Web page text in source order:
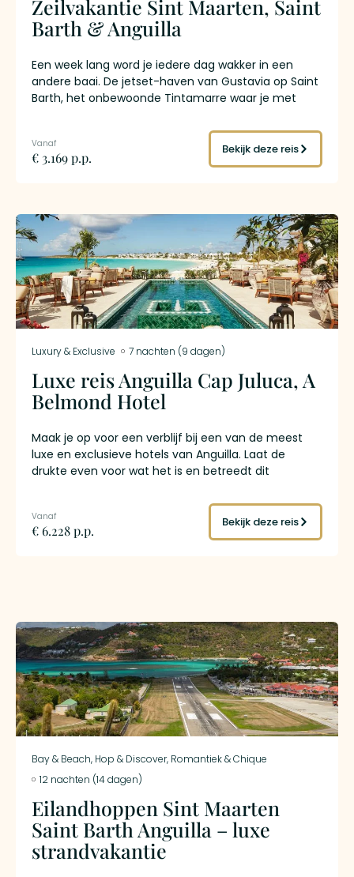
Zeilvakantie Sint Maarten, Saint
Barth & Anguilla
Een week lang word je iedere dag wakker in een
andere baai. De jetset-haven van Gustavia op Saint
Barth, het onbewoonde Tintamarre waar je met
Anguilla waar het zand zo fijn is dat het onder je
voeten verdwijnt. Tussendoor anker je bij afgelegen
baaien met alleen een catamaran en een schipper
bemanning die vaart en kookt terwijl jij de
Bovenwindse Eilanden ontdekt. Geen zeilervaring
nodig.
€ 3.169 p.p.
Bekijk deze reis
Luxury & Exclusive 7 nachten (9 dagen)
Luxe reis Anguilla Cap Juluca, A
Belmond Hotel
Maak je op voor een verblijf bij een van de meest
luxe en exclusieve hotels van Anguilla. Laat de
drukte even voor wat het is en betreedt dit
resorts in de Caribbean. Direct gelegen aan de
prachtige witte zandstranden aan de zuidwestkust
van het eiland. Schitterende witte gebouwen
€ 6.228 p.p.
Bekijk deze reis
Bay & Beach, Hop & Discover, Romantiek & Chique
12 nachten (14 dagen)
Eilandhoppen Sint Maarten
Saint Barth Anguilla – luxe
strandvakantie